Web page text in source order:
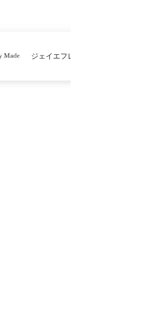
ジェイエフレディメイド